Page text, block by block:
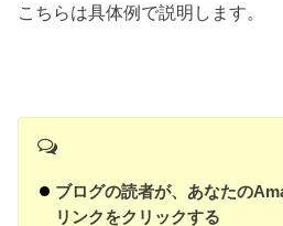
こちらは具体例で説明します。
ブログの読者が、あなたの
リンクをクリックする